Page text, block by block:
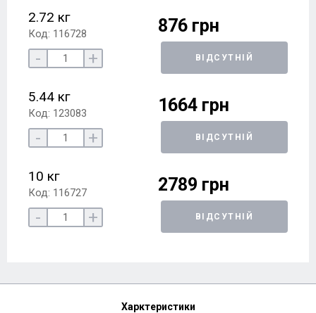
2.72 кг
Код: 116728 876 грн
- + ВІДСУТНІЙ
5.44 кг
Код: 123083 1664 грн
- + ВІДСУТНІЙ
10 кг
Код: 116727 2789 грн
- + ВІДСУТНІЙ
Харктеристики